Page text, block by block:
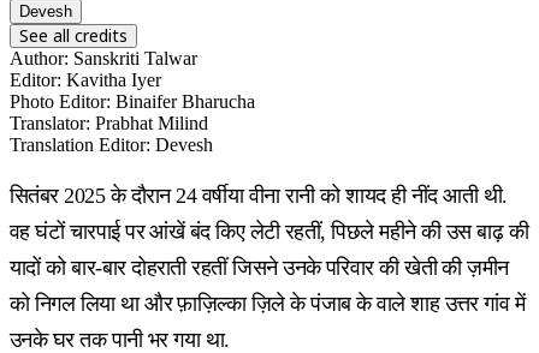
Devesh
See all credits
Author: Sanskriti Talwar
Editor: Kavitha Iyer
Photo Editor: Binaifer Bharucha
Translator: Prabhat Milind
Translation Editor: Devesh
सितंबर 2025 के दौरान 24 वर्षीया वीना रानी को शायद ही नींद आती थी.
वह घंटों चारपाई पर आंखें बंद किए लेटी रहतीं, पिछले महीने की उस बाढ़ की
यादों को बार-बार दोहराती रहतीं जिसने उनके परिवार की खेती की ज़मीन
को निगल लिया था और फ़ाज़िल्का ज़िले के पंजाब के वाले शाह उत्तर गांव में
उनके घर तक पानी भर गया था.